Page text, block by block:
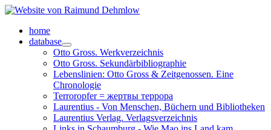
home
database
Otto Gross. Werkverzeichnis
Otto Gross. Sekundärbibliographie
Lebenslinien: Otto Gross & Zeitgenossen. Eine
Chronologie
Terroropfer = жертвы террора
Laurentius - Von Menschen, Büchern und Bibliotheken
Laurentius Verlag. Verlagsverzeichnis